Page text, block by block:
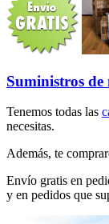
Suministros de
Tenemos todas las
necesitas.
Además, te
Envío gratis en
y en pedidos que